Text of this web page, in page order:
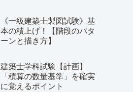
《一級建築士製図試験》基
本の積上げ！【階段のパタ
ーンと描き方】
建築士学科試験【計画】
「積算の数量基準」を確実
に覚えるポイント